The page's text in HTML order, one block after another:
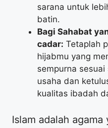
sarana untuk
batin.
Bagi Sahabat
cadar: Tetaplah
hijabmu yang
sempurna
usaha dan
kualitas ibadah
​Islam adalah